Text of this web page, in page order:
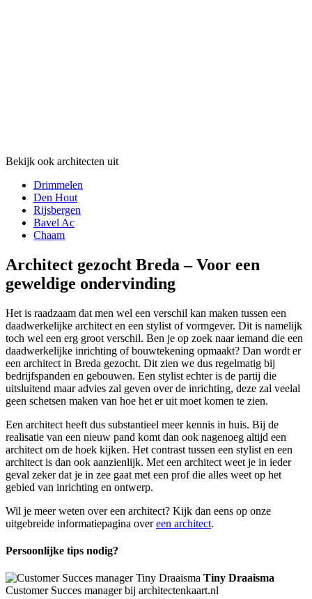
Bekijk ook architecten uit
Drimmelen
Den Hout
Rijsbergen
Bavel Ac
Chaam
Architect gezocht Breda – Voor een
geweldige ondervinding
Het is raadzaam dat men wel een verschil kan maken tussen een
daadwerkelijke architect en een stylist of vormgever. Dit is namelijk
toch wel een erg groot verschil. Ben je op zoek naar iemand die een
daadwerkelijke inrichting of bouwtekening opmaakt? Dan wordt er
een architect in Breda gezocht. Dit zien we dus regelmatig bij
bedrijfspanden en gebouwen. Een stylist echter is de partij die
uitsluitend maar advies zal geven over de inrichting, deze zal veelal
geen schetsen maken van hoe het er uit moet komen te zien.
Een architect heeft dus substantieel meer kennis in huis. Bij de
realisatie van een nieuw pand komt dan ook nagenoeg altijd een
architect om de hoek kijken. Het contrast tussen een stylist en een
architect is dan ook aanzienlijk. Met een architect weet je in ieder
geval zeker dat je in zee gaat met een prof die alles weet op het
gebied van inrichting en ontwerp.
Wil je meer weten over een architect? Kijk dan eens op onze
uitgebreide informatiepagina overeen architect.
Persoonlijke tips nodig?
Tiny Draaisma
Customer Succes manager bij architectenkaart.nl